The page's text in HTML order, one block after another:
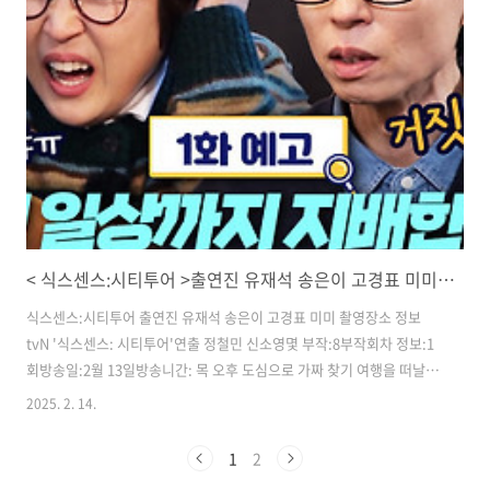
빈과 강태오가 게스트로 출연해 팀원들과 함께 가짜 핫플레이스를 찾아
가는 미션을 수행했습니다.이 과정에서 강태오는 "사장님을 보면 빈틈이
보인다"고 말했고, 미미는 "어떤 빈틈이요?"라고 되물었습니다. 이에 고
경표는 "나는 오늘 네 빈틈이 너무 보이는데?"라는 재치있는 멘트를 던
져..
< 식스센스:시티투어 >출연진 유재석 송은이 고경표 미미 촬영장소 1화정보
식스센스:시티투어 출연진 유재석 송은이 고경표 미미 촬영장소 정보
tvN '식스센스: 시티투어'연출 정철민 신소영몇 부작:8부작회차 정보:1
회방송일:2월 13일방송니간: 목 오후 도심으로 가짜 찾기 여행을 떠날 유
재석, 송은이, 고경표, 미미의 첫 만남이 그려진다.유재석​​식스센스의 유
자타공인 똥촉계의 일인자함께한 세월이 무색할 정도로 매 시즌 식스센
2025. 2. 14.
1 2